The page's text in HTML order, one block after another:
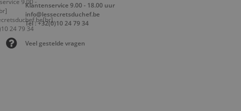
Klantenservice 9.00 - 18.00 uur
info@lessecretsduchef.be
Tel : +32(0)10 24 79 34
Veel gestelde vragen